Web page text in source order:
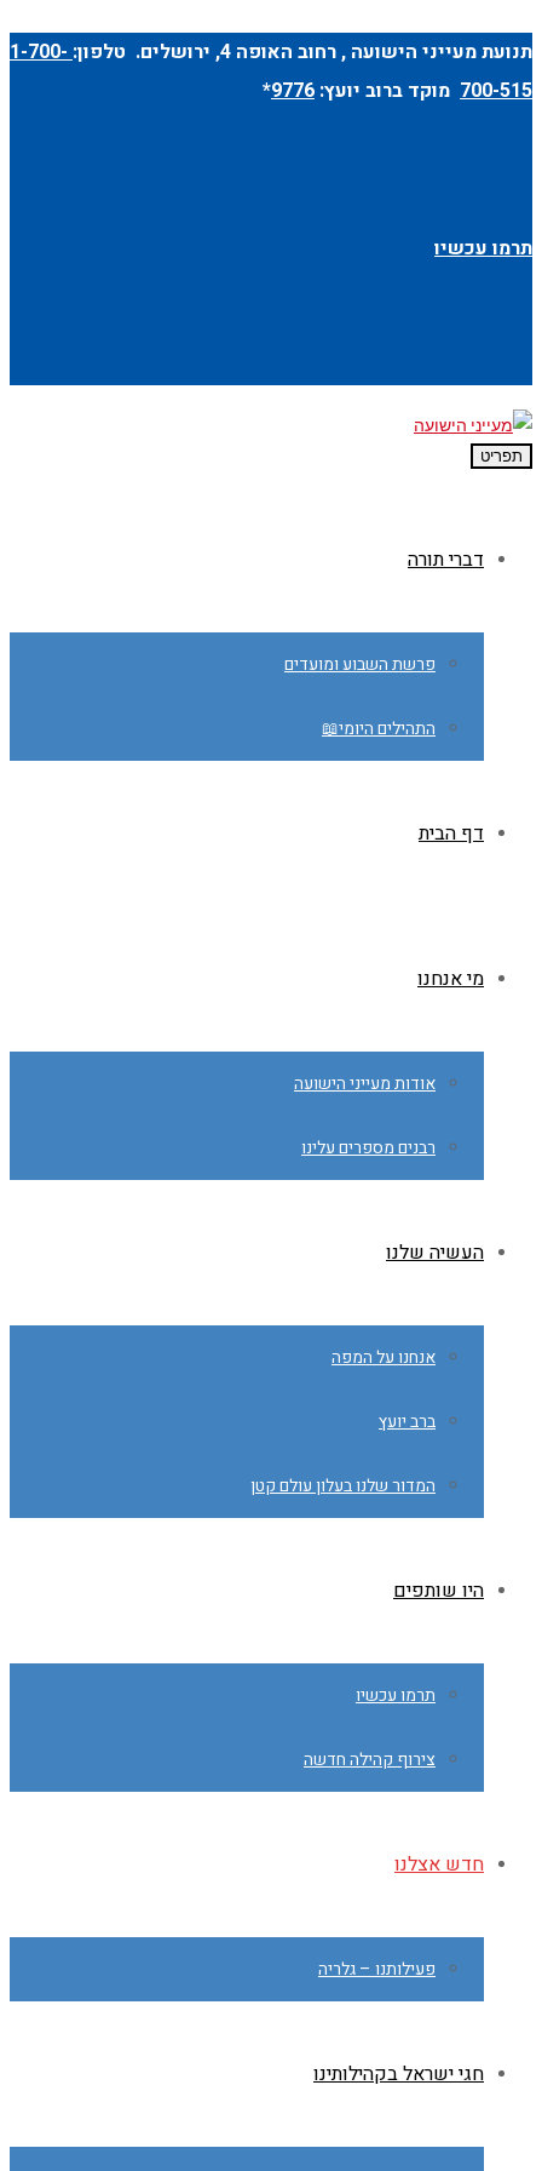
תנועת מעייני הישועה ,רחוב האופה 4 , ירושלים. טלפון: 1-700-
700-515 מוקד ברוב יועץ: 9776
*
תרמו עכשיו
תפריט
דברי תורה
פרשת השבוע ומועדים
התהילים היומי📖
דף הבית
מי אנחנו
אודות מעייני הישועה
רבנים מספרים עלינו
העשיה שלנו
אנחנו על המפה
ברב יועץ
המדור שלנו בעלון עולם קטן
היו שותפים
תרמו עכשיו
צירוף קהילה חדשה
חדש אצלנו
פעילותנו – גלריה
חגי ישראל בקהילותינו